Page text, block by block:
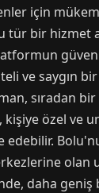
için
tür bir hizmet
ve saygın bir
sıradan
kişiye özel ve
edebilir.
olan
daha geniş